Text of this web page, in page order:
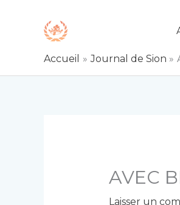
Accueil Journal de Sion
AVEC
Laisser un